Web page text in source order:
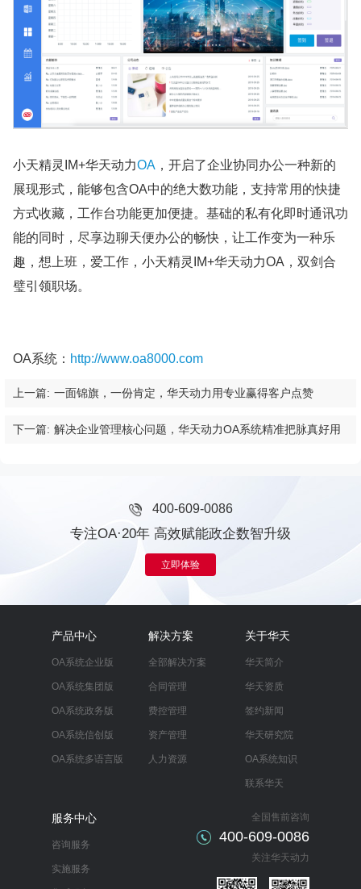
小天精灵IM+华天动力OA ，开启了企业协同办公一种新的
展现形式，能够包含OA中的绝大数功能，支持常用的快捷
方式收藏，工作台功能更加便捷。基础的私有化即时通讯功
能的同时，尽享边聊天便办公的畅快，让工作变为一种乐
趣，想上班，爱工作，小天精灵IM+华天动力OA，双剑合
璧引领职场。
OA系统： http://www.oa8000.com
上一篇: 一面锦旗，一份肯定，华天动力用专业赢得客户点赞
下一篇: 解决企业管理核心问题，华天动力OA系统精准把脉真好用
400-609-0086
专注OA·20年 高效赋能政企数智升级
立即体验
产品中心
OA系统企业版
OA系统集团版
OA系统政务版
OA系统信创版
OA系统多语言版
解决方案
全部解决方案
合同管理
费控管理
资产管理
人力资源
关于华天
华天简介
华天资质
签约新闻
华天研究院
OA系统知识
联系华天
服务中心
咨询服务
实施服务
全国售前咨询
400-609-0086
关注华天动力